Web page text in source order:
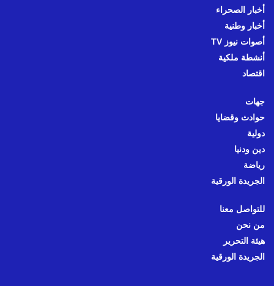
أخبار الصحراء
أخبار وطنية
أصوات نيوز TV
أنشطة ملكية
اقتصاد
جهات
حوادث وقضايا
دولية
دين ودنيا
رياضة
الجريدة الورقية
للتواصل معنا
من نحن
هيئة التحرير
الجريدة الورقية